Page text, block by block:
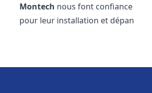
Montech nous font confiance
pour leur installation et dépan